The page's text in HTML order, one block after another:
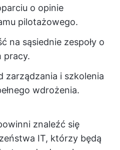
o opinie
pilotażowego.
na sąsiednie zespoły o
pracy.
zarządzania i szkolenia
wdrożenia.
znaleźć się
IT, którzy będą